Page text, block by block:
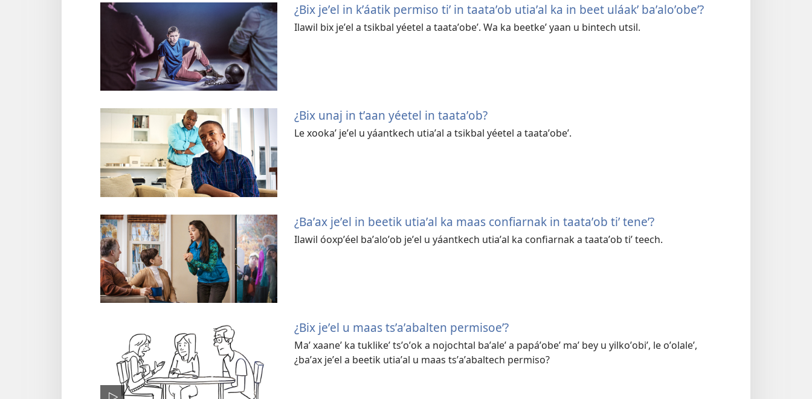
¿Bix jeʼel in kʼáatik permiso tiʼ in taataʼob utiaʼal ka in beet uláakʼ baʼaloʼobeʼ?
Ilawil bix jeʼel a tsikbal yéetel a taataʼobeʼ. Wa ka beetkeʼ yaan u bintech utsil.
¿Bix unaj in tʼaan yéetel in taataʼob?
Le xookaʼ jeʼel u yáantkech utiaʼal a tsikbal yéetel a taataʼobeʼ.
¿Baʼax jeʼel in beetik utiaʼal ka maas confiarnak in taataʼob tiʼ teneʼ?
Ilawil óoxpʼéel baʼaloʼob jeʼel u yáantkech utiaʼal ka confiarnak a taataʼob tiʼ teech.
¿Bix jeʼel u maas tsʼaʼabalten permisoeʼ?
Maʼ xaaneʼ ka tuklikeʼ tsʼoʼok a nojochtal baʼaleʼ a papáʼobeʼ maʼ bey u yilkoʼobiʼ, le oʼolaleʼ,
¿baʼax jeʼel a beetik utiaʼal u maas tsʼaʼabaltech permiso?